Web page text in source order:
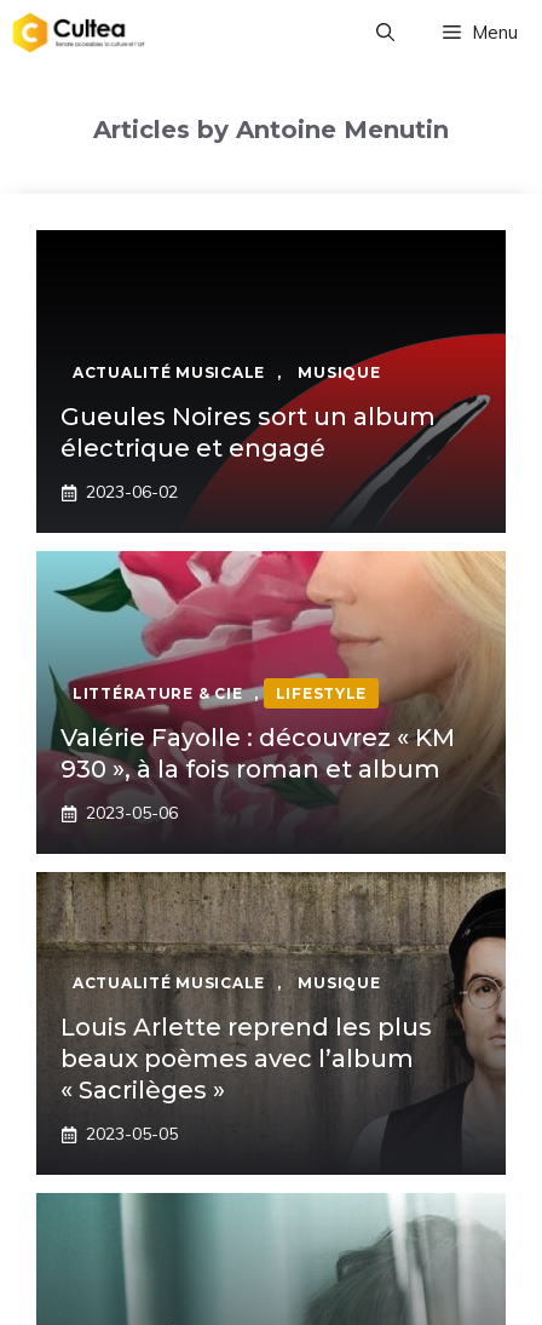
Aller
au
Menu
Articles by Antoine Menutin
ACTUALITÉ MUSICALE , MUSIQUE
Gueules Noires sort un album
électrique et engagé
2023-06-02
LITTÉRATURE & CIE , LIFESTYLE
Valérie Fayolle : découvrez « KM
930 », à la fois roman et album
2023-05-06
ACTUALITÉ MUSICALE , MUSIQUE
Louis Arlette reprend les plus
beaux poèmes avec l’album
« Sacrilèges »
2023-05-05